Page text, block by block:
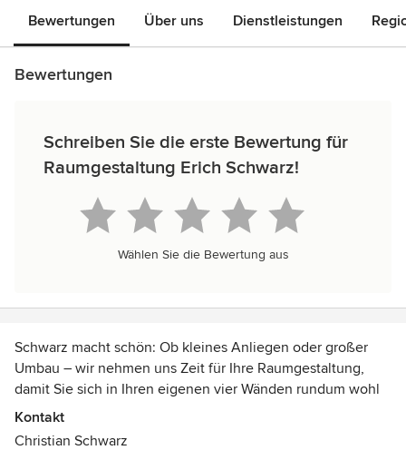
Bewertungen Über uns Dienstleistungen
Bewertungen
Schreiben Sie die erste Bewertung für
Raumgestaltung Erich Schwarz!
Wählen Sie die Bewertung aus
Schwarz macht schön: Ob kleines Anliegen oder großer
Umbau – wir nehmen uns Zeit für Ihre Raumgestaltung,
damit Sie sich in Ihren eigenen vier Wänden rundum wohl
fühlen können.
Kontakt
Christian Schwarz